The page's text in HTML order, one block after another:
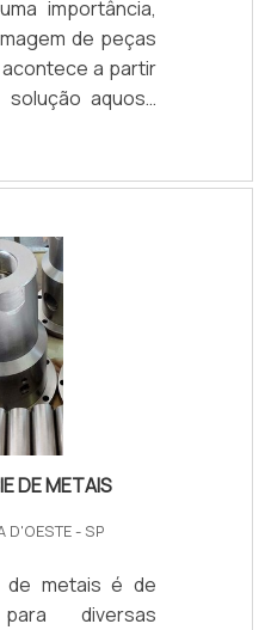
importância,
de peças
a partir
aquosa
objetivo
consiste em
ao
o cenário
por conta
o cromo. Neste
DE METAIS
D'OESTE - SP
de metais é de
diversas